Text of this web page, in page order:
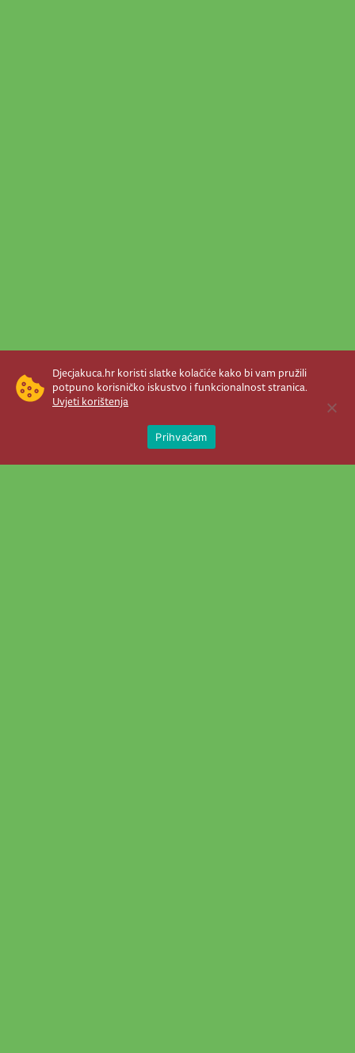
Djecjakuca.hr koristi slatke kolačiće kako bi vam pružili
potpuno korisničko iskustvo i funkcionalnost stranica.
Uvjeti korištenja
Prihvaćam